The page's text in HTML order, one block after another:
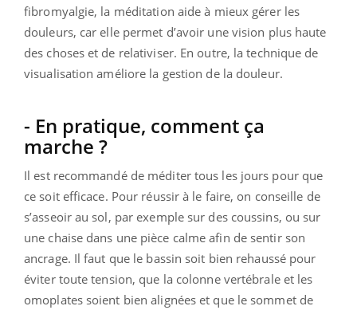
fibromyalgie, la méditation aide à mieux gérer les
douleurs, car elle permet d’avoir une vision plus haute
des choses et de relativiser. En outre, la technique de
visualisation améliore la gestion de la douleur.
- En pratique, comment ça
marche ?
Il est recommandé de méditer tous les jours pour que
ce soit efficace. Pour réussir à le faire, on conseille de
s’asseoir au sol, par exemple sur des coussins, ou sur
une chaise dans une pièce calme afin de sentir son
ancrage. Il faut que le bassin soit bien rehaussé pour
éviter toute tension, que la colonne vertébrale et les
omoplates soient bien alignées et que le sommet de